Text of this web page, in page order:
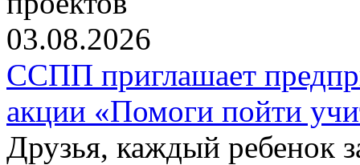
03.08.2026
ССПП приглашает
акции «Помоги пойти
Друзья, каждый ребенок